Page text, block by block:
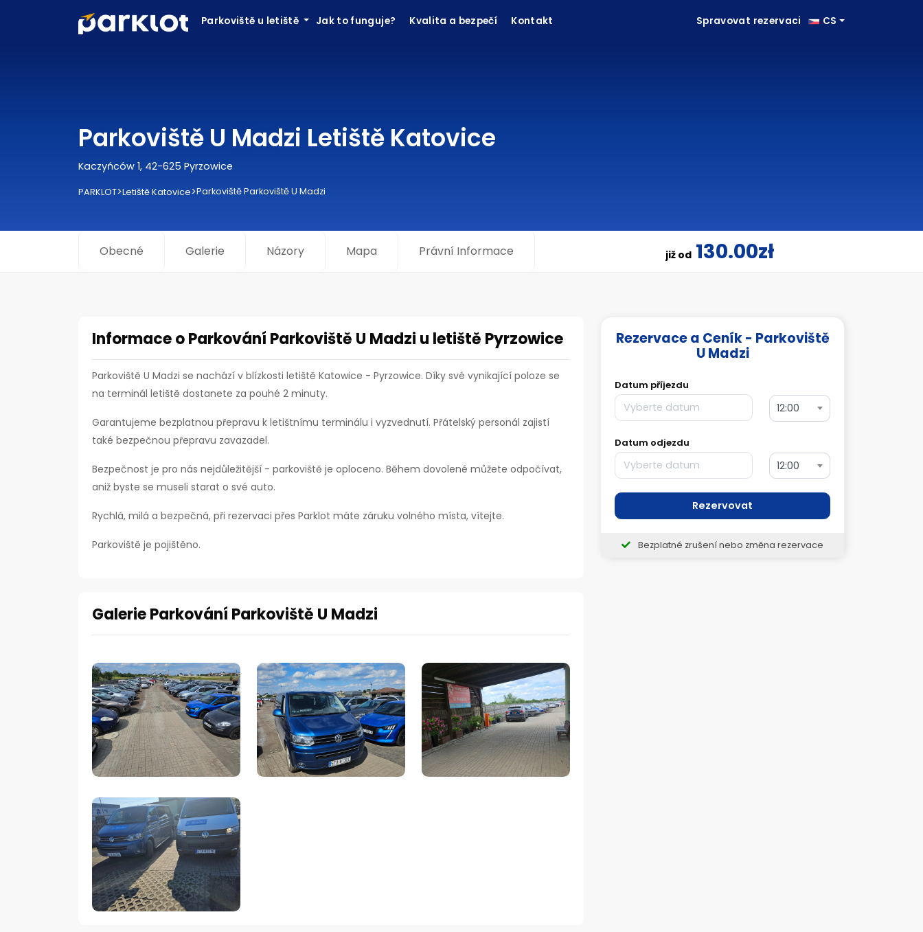
Parkoviště u letiště Jak to funguje? Kvalita a bezpečí Kontakt Spravovat rezervaci CS
Parkoviště U Madzi Letiště Katovice
Kaczyńców 1, 42-625 Pyrzowice
PARKLOT>Letiště Katovice>Parkoviště Parkoviště U Madzi
Obecné Galerie Názory Mapa Právní Informace již od 130.00zł
Informace o Parkování Parkoviště U Madzi u letiště Pyrzowice
Parkoviště U Madzi se nachází v blízkosti letiště Katowice - Pyrzowice. Díky své vynikající poloze se
na terminál letiště dostanete za pouhé 2 minuty.
Garantujeme bezplatnou přepravu k letištnímu terminálu i vyzvednutí. Přátelský personál zajistí
také bezpečnou přepravu zavazadel.
Bezpečnost je pro nás nejdůležitější - parkoviště je oploceno. Během dovolené můžete odpočívat,
aniž byste se museli starat o své auto.
Rychlá, milá a bezpečná, při rezervaci přes Parklot máte záruku volného místa, vítejte.
Parkoviště je pojištěno.
Galerie Parkování Parkoviště U Madzi
Rezervace a Ceník - Parkoviště
U Madzi
Datum příjezdu
12:00
Datum odjezdu
12:00
Rezervovat
Bezplatné zrušení nebo změna rezervace